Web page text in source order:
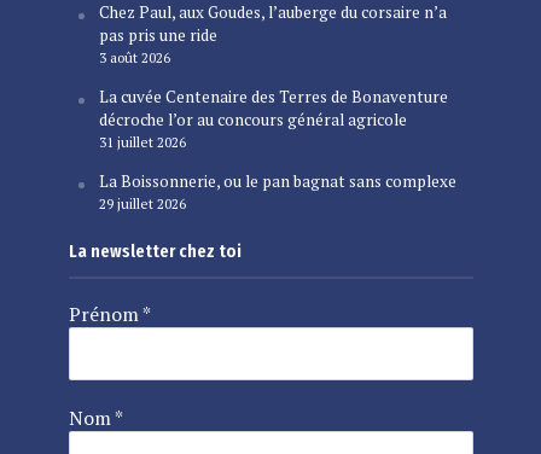
Chez Paul, aux Goudes, l’auberge du corsaire n’a
pas pris une ride
3 août 2026
La cuvée Centenaire des Terres de Bonaventure
décroche l’or au concours général agricole
31 juillet 2026
La Boissonnerie, ou le pan bagnat sans complexe
29 juillet 2026
La newsletter chez toi
Prénom*
Nom*